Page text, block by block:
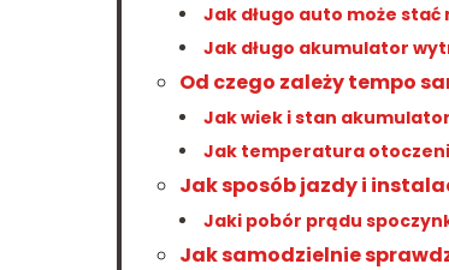
Jak długo auto może
Jak długo akumulator
Od czego zależy tempo
Jak wiek i stan
Jak temperatura
Jak sposób jazdy i
Jaki pobór prądu
Jak samodzielnie